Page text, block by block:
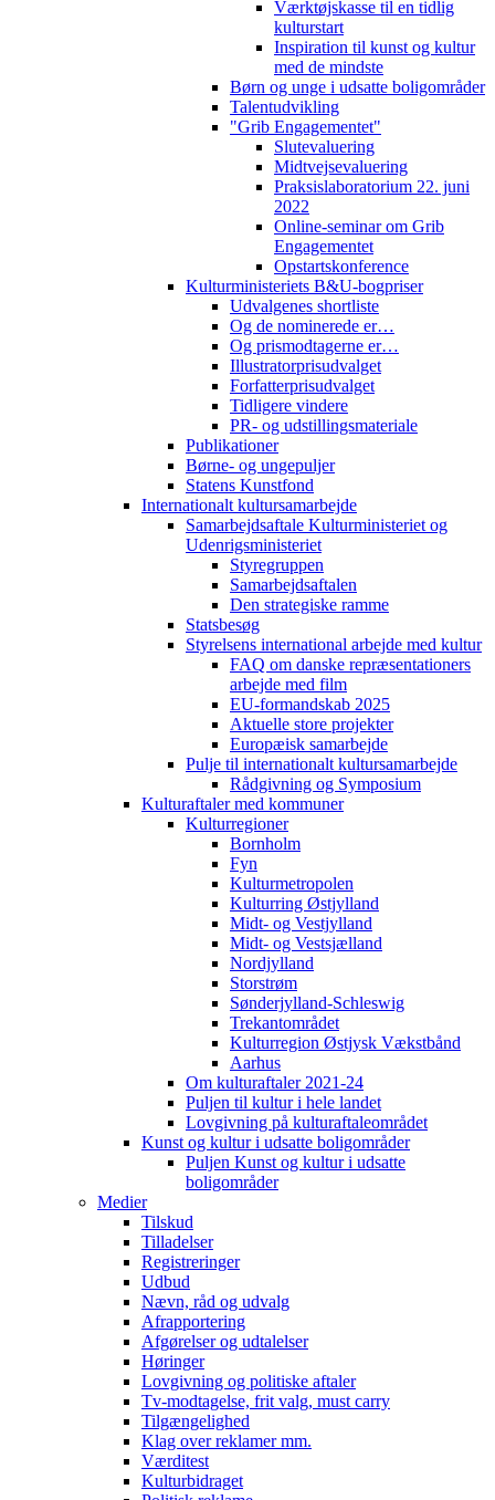
Værktøjskasse til en tidlig
kulturstart
Inspiration til kunst og kultur
med de mindste
Børn og unge i udsatte boligområder
Talentudvikling
"Grib Engagementet"
Slutevaluering
Midtvejsevaluering
Praksislaboratorium 22. juni
2022
Online-seminar om Grib
Engagementet
Opstartskonference
Kulturministeriets B&U-bogpriser
Udvalgenes shortliste
Og de nominerede er…
Og prismodtagerne er…
Illustratorprisudvalget
Forfatterprisudvalget
Tidligere vindere
PR- og udstillingsmateriale
Publikationer
Børne- og ungepuljer
Statens Kunstfond
Internationalt kultursamarbejde
Samarbejdsaftale Kulturministeriet og
Udenrigsministeriet
Styregruppen
Samarbejdsaftalen
Den strategiske ramme
Statsbesøg
Styrelsens international arbejde med kultur
FAQ om danske repræsentationers
arbejde med film
EU-formandskab 2025
Aktuelle store projekter
Europæisk samarbejde
Pulje til internationalt kultursamarbejde
Rådgivning og Symposium
Kulturaftaler med kommuner
Kulturregioner
Bornholm
Fyn
Kulturmetropolen
Kulturring Østjylland
Midt- og Vestjylland
Midt- og Vestsjælland
Nordjylland
Storstrøm
Sønderjylland-Schleswig
Trekantområdet
Kulturregion Østjysk Vækstbånd
Aarhus
Om kulturaftaler 2021-24
Puljen til kultur i hele landet
Lovgivning på kulturaftaleområdet
Kunst og kultur i udsatte boligområder
Puljen Kunst og kultur i udsatte
boligområder
Medier
Tilskud
Tilladelser
Registreringer
Udbud
Nævn, råd og udvalg
Afrapportering
Afgørelser og udtalelser
Høringer
Lovgivning og politiske aftaler
Tv-modtagelse, frit valg, must carry
Tilgængelighed
Klag over reklamer mm.
Værditest
Kulturbidraget